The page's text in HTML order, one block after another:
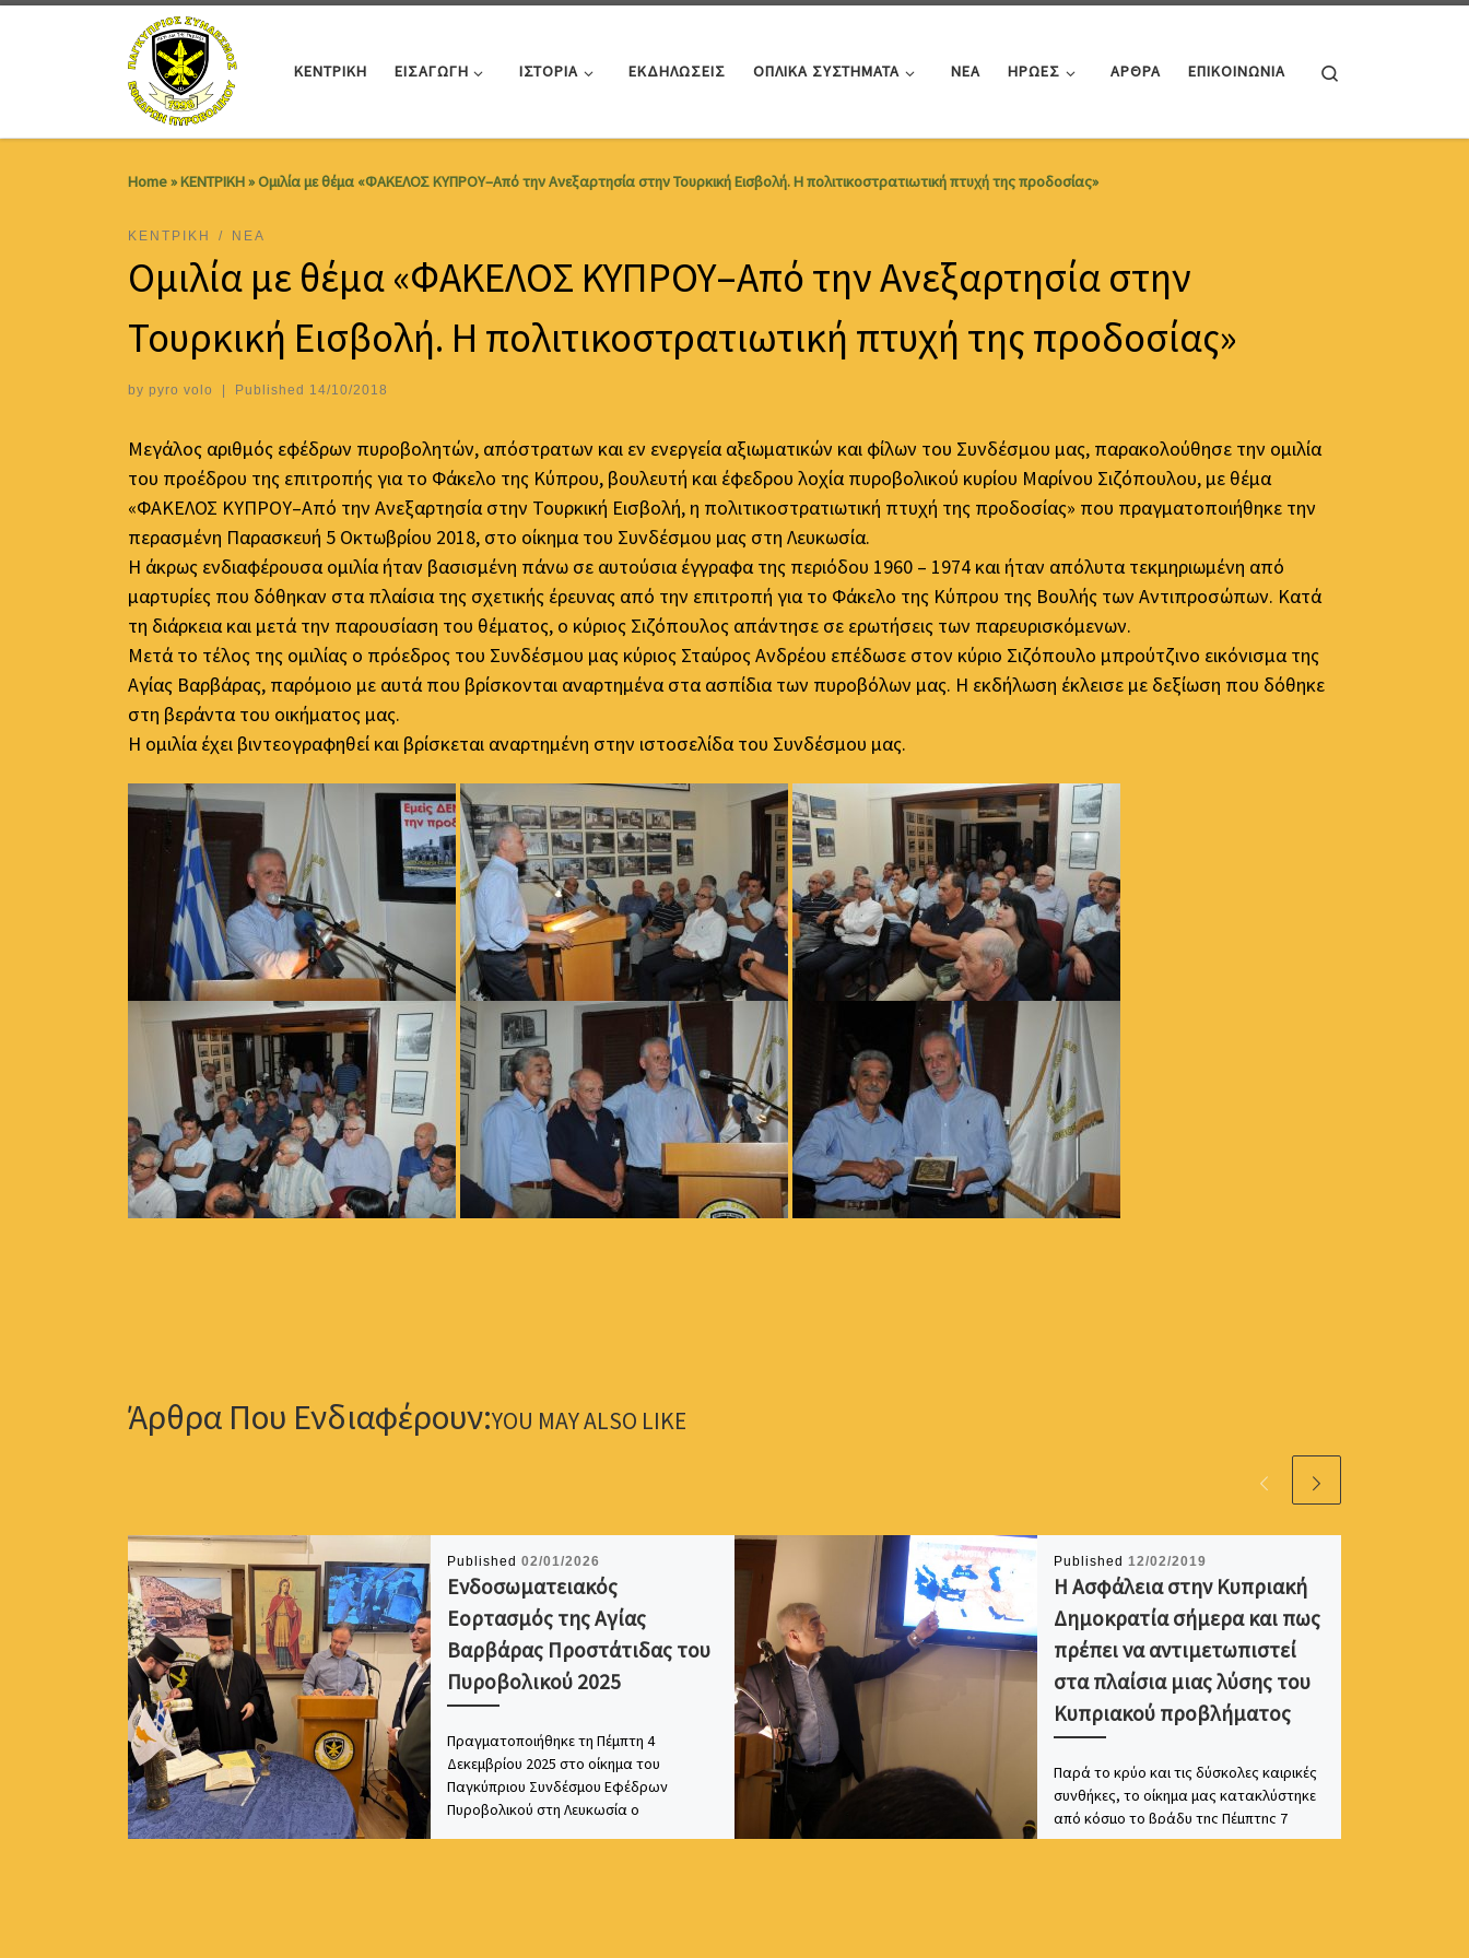
ΚΕΝΤΡΙΚΗ ΕΙΣΑΓΩΓΗ ΙΣΤΟΡΙΑ ΕΚΔΗΛΩΣΕΙΣ ΟΠΛΙΚΑ ΣΥΣΤΗΜΑΤΑ ΝΕΑ ΗΡΩΕΣ ΑΡΘΡΑ ΕΠΙΚΟΙΝΩΝΙΑ
Home»ΚΕΝΤΡΙΚΗ»Ομιλία με θέμα «ΦΑΚΕΛΟΣ ΚΥΠΡΟΥ–Από την Ανεξαρτησία στην Τουρκική Εισβολή. Η πολιτικοστρατιωτική πτυχή της προδοσίας»
ΚΕΝΤΡΙΚΗ ΝΕΑ
Ομιλία με θέμα «ΦΑΚΕΛΟΣ ΚΥΠΡΟΥ–Από την Ανεξαρτησία στην
Τουρκική Εισβολή. Η πολιτικοστρατιωτική πτυχή της προδοσίας»
by pyro volo Published 14/10/2018
Μεγάλος αριθμός εφέδρων πυροβολητών, απόστρατων και εν ενεργεία αξιωματικών και φίλων του Συνδέσμου μας, παρακολούθησε την ομιλία
του προέδρου της επιτροπής για το Φάκελο της Κύπρου, βουλευτή και έφεδρου λοχία πυροβολικού κυρίου Μαρίνου Σιζόπουλου, με θέμα
«ΦΑΚΕΛΟΣ ΚΥΠΡΟΥ–Από την Ανεξαρτησία στην Τουρκική Εισβολή, η πολιτικοστρατιωτική πτυχή της προδοσίας» που πραγματοποιήθηκε την
περασμένη Παρασκευή 5 Οκτωβρίου 2018, στο οίκημα του Συνδέσμου μας στη Λευκωσία.
Η άκρως ενδιαφέρουσα ομιλία ήταν βασισμένη πάνω σε αυτούσια έγγραφα της περιόδου 1960 – 1974 και ήταν απόλυτα τεκμηριωμένη από
μαρτυρίες που δόθηκαν στα πλαίσια της σχετικής έρευνας από την επιτροπή για το Φάκελο της Κύπρου της Βουλής των Αντιπροσώπων. Κατά
τη διάρκεια και μετά την παρουσίαση του θέματος, ο κύριος Σιζόπουλος απάντησε σε ερωτήσεις των παρευρισκόμενων.
Μετά το τέλος της ομιλίας ο πρόεδρος του Συνδέσμου μας κύριος Σταύρος Ανδρέου επέδωσε στον κύριο Σιζόπουλο μπρούτζινο εικόνισμα της
Αγίας Βαρβάρας, παρόμοιο με αυτά που βρίσκονται αναρτημένα στα ασπίδια των πυροβόλων μας. Η εκδήλωση έκλεισε με δεξίωση που δόθηκε
στη βεράντα του οικήματος μας.
Η ομιλία έχει βιντεογραφηθεί και βρίσκεται αναρτημένη στην ιστοσελίδα του Συνδέσμου μας.
YOU MAY ALSO LIKE
Published 02/01/2026
Ενδοσωματειακός
Εορτασμός της Αγίας
Βαρβάρας Προστάτιδας του
Πυροβολικού 2025
Πραγματοποιήθηκε τη Πέμπτη 4
Δεκεμβρίου 2025 στο οίκημα του
Παγκύπριου Συνδέσμου Εφέδρων
Πυροβολικού στη Λευκωσία ο
Published 12/02/2019
Η Ασφάλεια στην Κυπριακή
Δημοκρατία σήμερα και πως
πρέπει να αντιμετωπιστεί
στα πλαίσια μιας λύσης του
Κυπριακού προβλήματος
Παρά το κρύο και τις δύσκολες καιρικές
συνθήκες, το οίκημα μας κατακλύστηκε
από κόσμο το βράδυ της Πέμπτης 7
Φεβρουαρίου 2019. Όλοι […]